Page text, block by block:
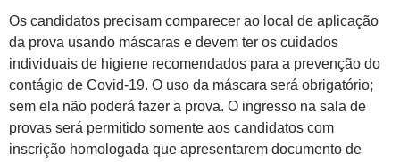
Os candidatos precisam comparecer ao local de aplicação
da prova usando máscaras e devem ter os cuidados
individuais de higiene recomendados para a prevenção do
contágio de Covid-19. O uso da máscara será obrigatório;
sem ela não poderá fazer a prova. O ingresso na sala de
provas será permitido somente aos candidatos com
inscrição homologada que apresentarem documento de